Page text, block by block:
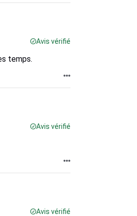
Avis vérifié
temps.
Avis vérifié
Avis vérifié